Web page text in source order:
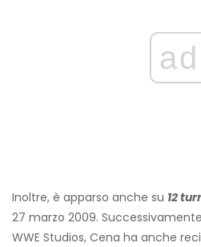
ad
Inoltre, è apparso anche su 12
27 marzo 2009.
WWE Studios, Cena ha anche